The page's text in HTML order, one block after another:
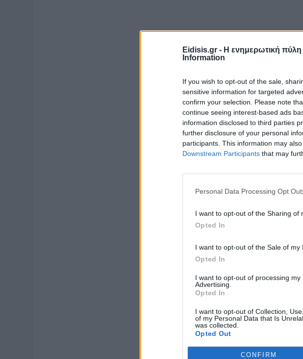
Eidisis.gr - Η ενημερωτική πύλη
Information
If you wish to opt-out of the sale,
sensitive information for targeted
confirm your selection. Please note
continue seeing interest-based ads
information disclosed to third parties
further disclosure of your personal
participants. This information may
Downstream Participants that may
Personal Data Processing Opt
I want to opt-out of the Sharing of
Opted In
I want to opt-out of the Sale of my
Opted In
I want to opt-out of processing
Advertising.
Opted In
I want to opt-out of Collection,
of my Personal Data that Is
was collected.
Opted Out
CONFIRM